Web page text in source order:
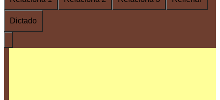
Dictado